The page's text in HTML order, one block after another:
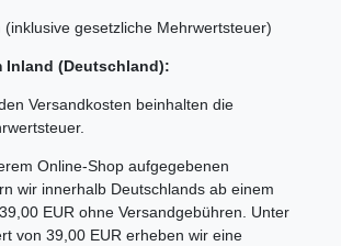
(inklusive gesetzliche Mehrwertsteuer)
Inland (Deutschland):
Versandkosten beinhalten die
Online-Shop aufgegebenen
wir innerhalb Deutschlands ab einem
EUR ohne Versandgebühren. Unter
von 39,00 EUR erheben wir eine